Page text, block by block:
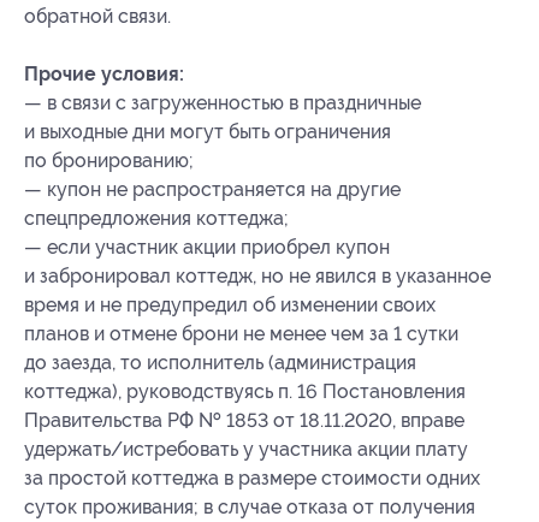
обратной связи.
Прочие условия:
— в связи с загруженностью в праздничные
и выходные дни могут быть ограничения
по бронированию;
— купон не распространяется на другие
спецпредложения коттеджа;
— если участник акции приобрел купон
и забронировал коттедж, но не явился в указанное
время и не предупредил об изменении своих
планов и отмене брони не менее чем за 1 сутки
до заезда, то исполнитель (администрация
коттеджа), руководствуясь п. 16 Постановления
Правительства РФ № 1853 от 18.11.2020, вправе
удержать/истребовать у участника акции плату
за простой коттеджа в размере стоимости одних
суток проживания; в случае отказа от получения